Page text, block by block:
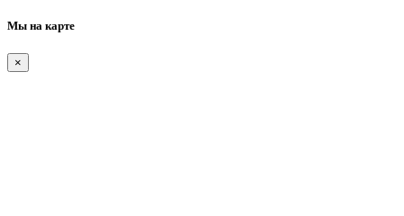
Мы на карте
×